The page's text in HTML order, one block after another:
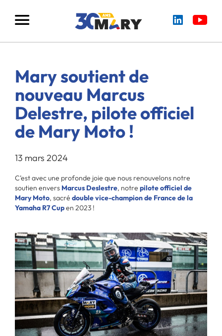
Mary soutient de
nouveau Marcus
Delestre, pilote officiel
de Mary Moto !
13 mars 2024
C’est avec une profonde joie que nous renouvelons notre
soutien envers Marcus Deslestre, notre pilote officiel de
Mary Moto, sacré double vice-champion de France de la
Yamaha R7 Cupen 2023 !